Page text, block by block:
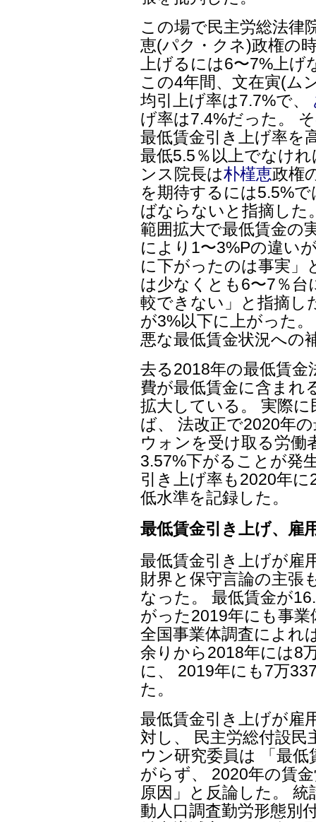
この場で民主労総法律
恵(パク・クネ)政権の
上げるには6〜7%上
この4年間、文在寅(ム
均引上げ率は7.7%で、
げ率は7.4%だった。
最低賃金引き上げ率を
最低5.5％以上でなけ
ンス院長は朴槿恵政権
を期待するには5.5%
ばならないと指摘した
範囲拡大で最低賃金の
により1〜3%Pの違い
に下がったのは事実」
は少なくとも6〜7％
較できない」と指摘し
が3%以下に上がった
悪な最低賃金状況への
去る2018年の最低賃金
費が最低賃金に含まれ
拡大している。 実際
ば、 法改正で2020年
ウォンを受け取る労働
3.57%下がることが発
引き上げ率も2020年
低水準を記録した。
最低賃金引き上げ、雇
最低賃金引き上げが雇
財界と保守言論の主張
なった。 最低賃金が
がった2019年にも事
全国事業体調査によれ
余りから2018年には8
に、 2019年にも7万
た。
最低賃金引き上げが雇
対し、 民主労総付設
ウン研究委員は 「最
がらず、 2020年の賃
原因」と反論した。
動人口調査勤労形態別